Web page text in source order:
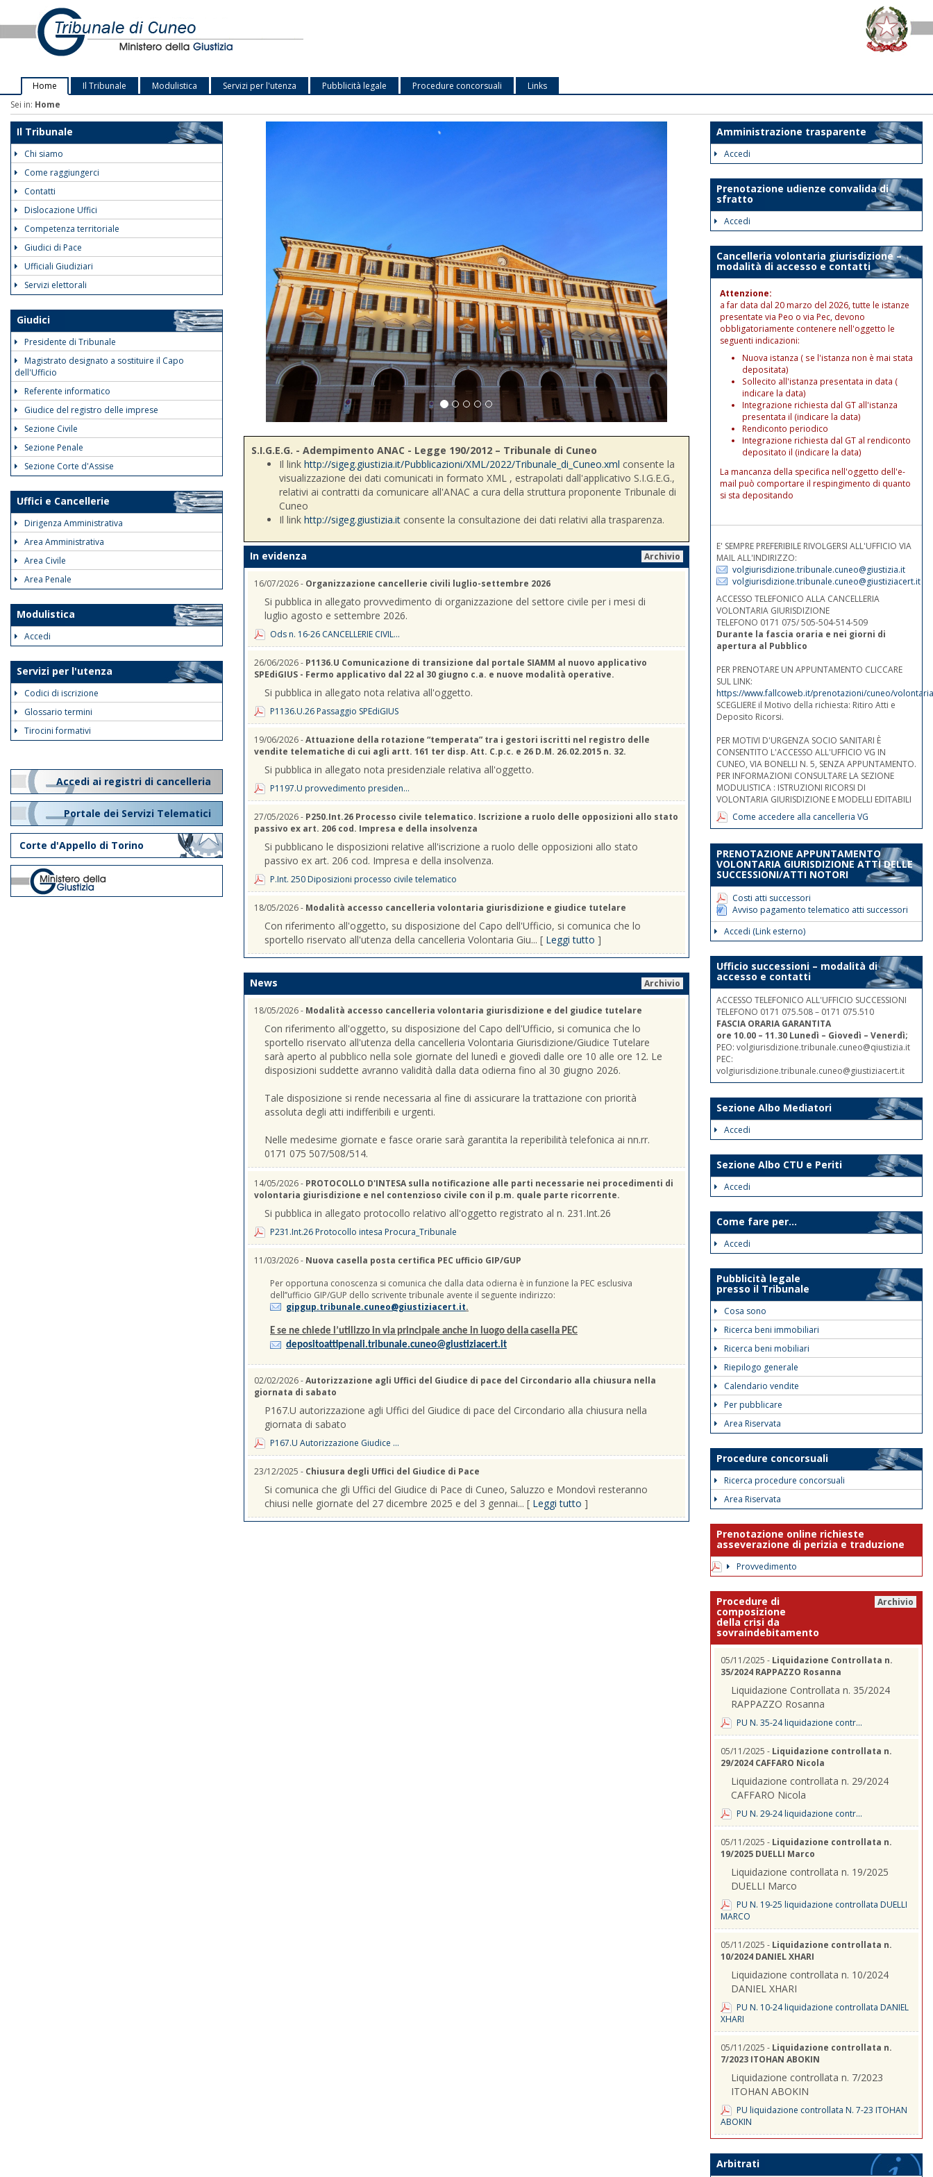
Home Il Tribunale Modulistica Servizi per l'utenza Pubblicità legale Procedure concorsuali
Links
Sei in: Home
Il Tribunale
Chi siamo
Come raggiungerci
Contatti
Dislocazione Uffici
Competenza territoriale
Giudici di Pace
Ufficiali Giudiziari
Servizi elettorali
Giudici
Presidente di Tribunale
Magistrato designato a sostituire il Capo
dell'Ufficio
Referente informatico
Giudice del registro delle imprese
Sezione Civile
Sezione Penale
Sezione Corte d'Assise
Uffici e Cancellerie
Dirigenza Amministrativa
Area Amministrativa
Area Civile
Area Penale
Modulistica
Accedi
Servizi per l'utenza
Codici di iscrizione
Glossario termini
Tirocini formativi
Accedi ai registri di cancelleria
Portale dei Servizi Telematici
Corte d'Appello di Torino
S.I.G.E.G. - Adempimento ANAC - Legge 190/2012 – Tribunale di Cuneo
Il link http://sigeg.giustizia.it/Pubblicazioni/XML/2022/Tribunale_di_Cuneo.xml consente la
visualizzazione dei dati comunicati in formato XML , estrapolati dall'applicativo S.I.G.E.G.,
relativi ai contratti da comunicare all'ANAC a cura della struttura proponente Tribunale di
Cuneo
Il link http://sigeg.giustizia.it consente la consultazione dei dati relativi alla trasparenza.
In evidenza Archivio
16/07/2026 - Organizzazione cancellerie civili luglio-settembre 2026
Si pubblica in allegato provvedimento di organizzazione del settore civile per i mesi di
luglio agosto e settembre 2026.
Ods n. 16-26 CANCELLERIE CIVIL...
26/06/2026 - P1136.U Comunicazione di transizione dal portale SIAMM al nuovo applicativo
SPEdiGIUS - Fermo applicativo dal 22 al 30 giugno c.a. e nuove modalità operative.
Si pubblica in allegato nota relativa all'oggetto.
P1136.U.26 Passaggio SPEdiGIUS
19/06/2026 -Attuazione della rotazione “temperata” tra i gestori iscritti nel registro delle
vendite telematiche di cui agli artt. 161 ter disp. Att. C.p.c. e 26 D.M. 26.02.2015 n. 32.
Si pubblica in allegato nota presidenziale relativa all'oggetto.
P1197.U provvedimento presiden...
27/05/2026 - P250.Int.26 Processo civile telematico. Iscrizione a ruolo delle opposizioni allo stato
passivo ex art. 206 cod. Impresa e della insolvenza
Si pubblicano le disposizioni relative all'iscrizione a ruolo delle opposizioni allo stato
passivo ex art. 206 cod. Impresa e della insolvenza.
P.Int. 250 Diposizioni processo civile telematico
18/05/2026 - Modalità accesso cancelleria volontaria giurisdizione e giudice tutelare
Con riferimento all'oggetto, su disposizione del Capo dell'Ufficio, si comunica che lo
sportello riservato all'utenza della cancelleria Volontaria Giu... [ Leggi tutto ]
News Archivio
18/05/2026 - Modalità accesso cancelleria volontaria giurisdizione e del giudice tutelare
Con riferimento all'oggetto, su disposizione del Capo dell'Ufficio, si comunica che lo
sportello riservato all'utenza della cancelleria Volontaria Giurisdizione/Giudice Tutelare
sarà aperto al pubblico nella sole giornate del lunedì e giovedì dalle ore 10 alle ore 12. Le
disposizioni suddette avranno validità dalla data odierna fino al 30 giugno 2026.
Tale disposizione si rende necessaria al fine di assicurare la trattazione con priorità
assoluta degli atti indifferibili e urgenti.
Nelle medesime giornate e fasce orarie sarà garantita la reperibilità telefonica ai nn.rr.
0171 075 507/508/514.
14/05/2026 - PROTOCOLLO D'INTESA sulla notificazione alle parti necessarie nei procedimenti di
volontaria giurisdizione e nel contenzioso civile con il p.m. quale parte ricorrente.
Si pubblica in allegato protocollo relativo all'oggetto registrato al n. 231.Int.26
P231.Int.26 Protocollo intesa Procura_Tribunale
11/03/2026 - Nuova casella posta certifica PEC ufficio GIP/GUP
Per opportuna conoscenza si comunica che dalla data odierna è in funzione la PEC esclusiva
dell’’ufficio GIP/GUP dello scrivente tribunale avente il seguente indirizzo:
gipgup.tribunale.cuneo@giustiziacert.it.
E se ne chiede l’utilizzo in via principale anche in luogo della casella PEC
depositoattipenali.tribunale.cuneo@giustiziacert.it
02/02/2026 -Autorizzazione agli Uffici del Giudice di pace del Circondario alla chiusura nella
giornata di sabato
P167.U autorizzazione agli Uffici del Giudice di pace del Circondario alla chiusura nella
giornata di sabato
P167.U Autorizzazione Giudice ...
23/12/2025 - Chiusura degli Uffici del Giudice di Pace
Si comunica che gli Uffici del Giudice di Pace di Cuneo, Saluzzo e Mondovì resteranno
chiusi nelle giornate del 27 dicembre 2025 e del 3 gennai... [ Leggi tutto ]
Amministrazione trasparente
Accedi
Prenotazione udienze convalida di
sfratto
Accedi
Cancelleria volontaria giurisdizione –
modalità di accesso e contatti
Attenzione:
a far data dal 20 marzo del 2026, tutte le istanze
presentate via Peo o via Pec, devono
obbligatoriamente contenere nell'oggetto le
seguenti indicazioni:
Nuova istanza ( se l'istanza non è mai stata
depositata)
Sollecito all'istanza presentata in data (
indicare la data)
Integrazione richiesta dal GT all'istanza
presentata il (indicare la data)
Rendiconto periodico
Integrazione richiesta dal GT al rendiconto
depositato il (indicare la data)
La mancanza della specifica nell'oggetto dell'e-
mail può comportare il respingimento di quanto
si sta depositando
E' SEMPRE PREFERIBILE RIVOLGERSI ALL'UFFICIO VIA
MAIL ALL'INDIRIZZO:
volgiurisdizione.tribunale.cuneo@giustizia.it
volgiurisdizione.tribunale.cuneo@giustiziacert.it
ACCESSO TELEFONICO ALLA CANCELLERIA
VOLONTARIA GIURISDIZIONE
TELEFONO 0171 075/ 505-504-514-509
Durante la fascia oraria e nei giorni di
apertura al Pubblico
PER PRENOTARE UN APPUNTAMENTO CLICCARE
SUL LINK:
https://www.fallcoweb.it/prenotazioni/cuneo/
SCEGLIERE il Motivo della richiesta: Ritiro Atti e
Deposito Ricorsi.
PER MOTIVI D'URGENZA SOCIO SANITARI È
CONSENTITO L'ACCESSO ALL'UFFICIO VG IN
CUNEO, VIA BONELLI N. 5, SENZA APPUNTAMENTO.
PER INFORMAZIONI CONSULTARE LA SEZIONE
MODULISTICA : ISTRUZIONI RICORSI DI
VOLONTARIA GIURISDIZIONE E MODELLI EDITABILI
Come accedere alla cancelleria VG
PRENOTAZIONE APPUNTAMENTO
VOLONTARIA GIURISDIZIONE ATTI DELLE
SUCCESSIONI/ATTI NOTORI
Costi atti successori
Avviso pagamento telematico atti successori
Accedi (Link esterno)
Ufficio successioni – modalità di
accesso e contatti
ACCESSO TELEFONICO ALL'UFFICIO SUCCESSIONI
TELEFONO 0171 075.508 – 0171 075.510
FASCIA ORARIA GARANTITA
ore 10.00 – 11.30 Lunedì – Giovedì – Venerdì;
PEO: volgiurisdizione.tribunale.cuneo@qiustizia.it
PEC:
volgiurisdizione.tribunale.cuneo@giustiziacert.it
Sezione Albo Mediatori
Accedi
Sezione Albo CTU e Periti
Accedi
Come fare per...
Accedi
Pubblicità legale
presso il Tribunale
Cosa sono
Ricerca beni immobiliari
Ricerca beni mobiliari
Riepilogo generale
Calendario vendite
Per pubblicare
Area Riservata
Procedure concorsuali
Ricerca procedure concorsuali
Area Riservata
Prenotazione online richieste
asseverazione di perizia e traduzione
Provvedimento
Procedure di
composizione
della crisi da
sovraindebitamento
Archivio
05/11/2025 - Liquidazione Controllata n.
35/2024 RAPPAZZO Rosanna
Liquidazione Controllata n. 35/2024
RAPPAZZO Rosanna
PU N. 35-24 liquidazione contr...
05/11/2025 - Liquidazione controllata n.
29/2024 CAFFARO Nicola
Liquidazione controllata n. 29/2024
CAFFARO Nicola
PU N. 29-24 liquidazione contr...
05/11/2025 - Liquidazione controllata n.
19/2025 DUELLI Marco
Liquidazione controllata n. 19/2025
DUELLI Marco
PU N. 19-25 liquidazione controllata DUELLI
MARCO
05/11/2025 - Liquidazione controllata n.
10/2024 DANIEL XHARI
Liquidazione controllata n. 10/2024
DANIEL XHARI
PU N. 10-24 liquidazione controllata DANIEL
XHARI
05/11/2025 - Liquidazione controllata n.
7/2023 ITOHAN ABOKIN
Liquidazione controllata n. 7/2023
ITOHAN ABOKIN
PU liquidazione controllata N. 7-23 ITOHAN
ABOKIN
Arbitrati